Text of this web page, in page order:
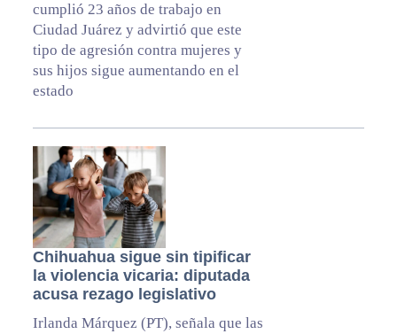
cumplió 23 años de trabajo en
Ciudad Juárez y advirtió que este
tipo de agresión contra mujeres y
sus hijos sigue aumentando en el
estado
Chihuahua sigue sin tipificar
la violencia vicaria: diputada
acusa rezago legislativo
Irlanda Márquez (PT), señala que las